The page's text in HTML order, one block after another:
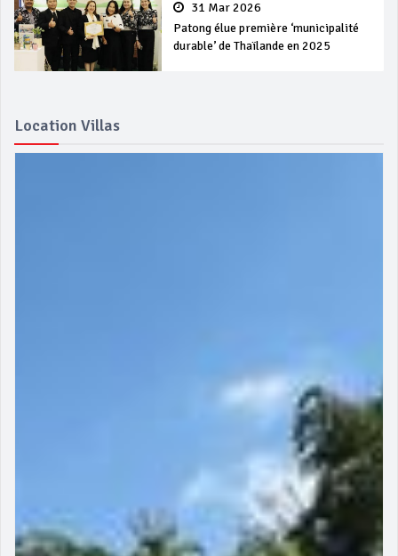
31 Mar 2026
Patong élue première ‘municipalité
durable’ de Thaïlande en 2025
Location Villas